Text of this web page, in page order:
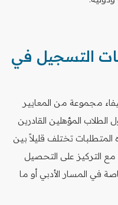
التسجيل في
مجموعة من المعايير
الطلاب المؤهلين القادرين
المتطلبات تختلف قليلاً بين
مع التركيز على التحصيل
في المسار الأدبي أو ما